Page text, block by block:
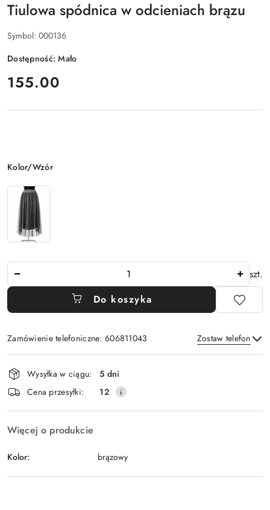
Tiulowa spódnica w odcieniach brązu
Symbol: 000136
Dostępność:Mało
cena:
155.00
Wariant
Kolor/Wzór
szt.
Do koszyka
Zamówienie telefoniczne: 606811043 Zostaw telefon
Wyślij
Dostępność
i
dostawa
Wysyłka w ciągu:
5 dni
Cena przesyłki:
12
Więcej o produkcie
Kolor: brązowy